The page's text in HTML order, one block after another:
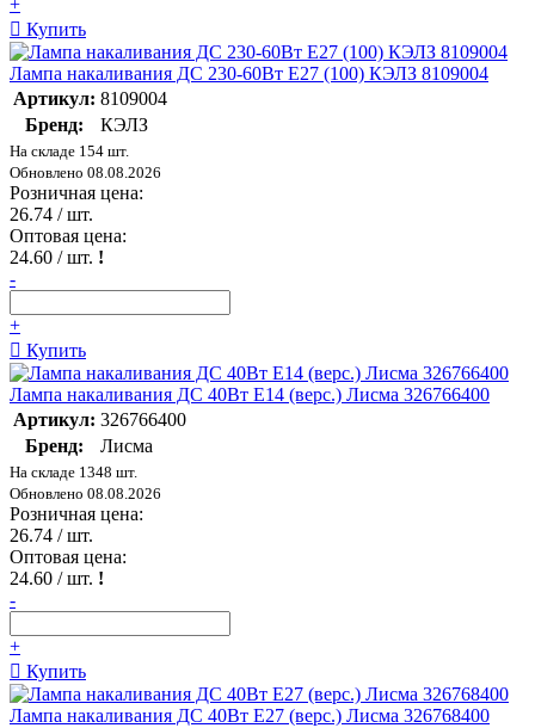
+
Купить
Лампа накаливания ДС 230-60Вт E27 (100) КЭЛЗ 8109004
Артикул: 8109004
Бренд:
КЭЛЗ
На складе 154 шт.
Обновлено 08.08.2026
Розничная цена:
26.74 / шт.
Оптовая цена:
24.60 / шт. !
-
+
Купить
Лампа накаливания ДС 40Вт E14 (верс.) Лисма 326766400
Артикул: 326766400
Бренд:
Лисма
На складе 1348 шт.
Обновлено 08.08.2026
Розничная цена:
26.74 / шт.
Оптовая цена:
24.60 / шт. !
-
+
Купить
Лампа накаливания ДС 40Вт E27 (верс.) Лисма 326768400